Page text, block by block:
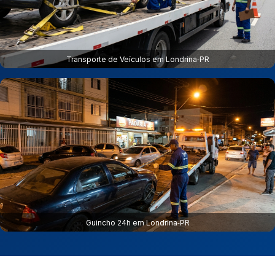
Transporte de Veículos em Londrina‑PR
Guincho 24h em Londrina‑PR